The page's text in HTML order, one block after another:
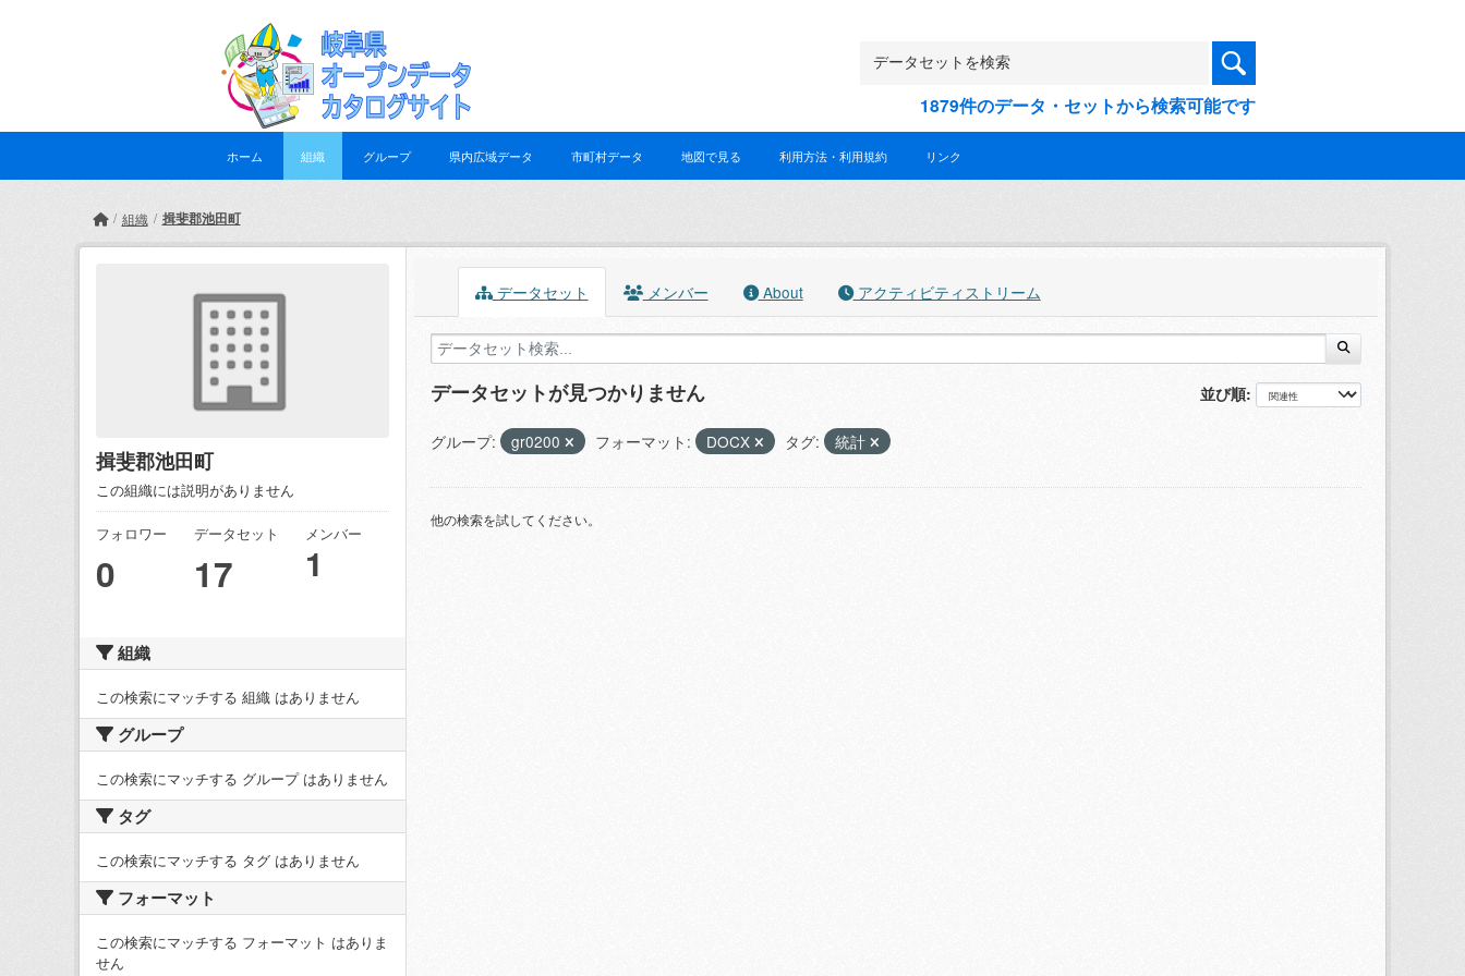
1879件のデータ・セットから検索可能です
ホーム 組織 グループ 県内広域データ 市町村データ 地図で見る 利用方法・利用規約 リンク
組織 揖斐郡池田町
揖斐郡池田町
この組織には説明がありません
フォロワー
0
データセット
17
メンバー
1
組織
この検索にマッチする 組織 はありません
グループ
この検索にマッチする グループ はありません
タグ
この検索にマッチする タグ はありません
フォーマット
この検索にマッチする フォーマット はありま
せん
データセット メンバー About アクティビティストリーム
並び順
データセットが見つかりません
グループ: gr0200 フォーマット: DOCX タグ: 統計
他の検索を試してください。